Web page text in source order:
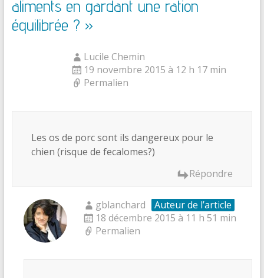
aliments en gardant une ration
équilibrée ? »
Lucile Chemin
19 novembre 2015 à 12 h 17 min
Permalien
Les os de porc sont ils dangereux pour le
chien (risque de fecalomes?)
Répondre
gblanchard
Auteur de l’article
18 décembre 2015 à 11 h 51 min
Permalien